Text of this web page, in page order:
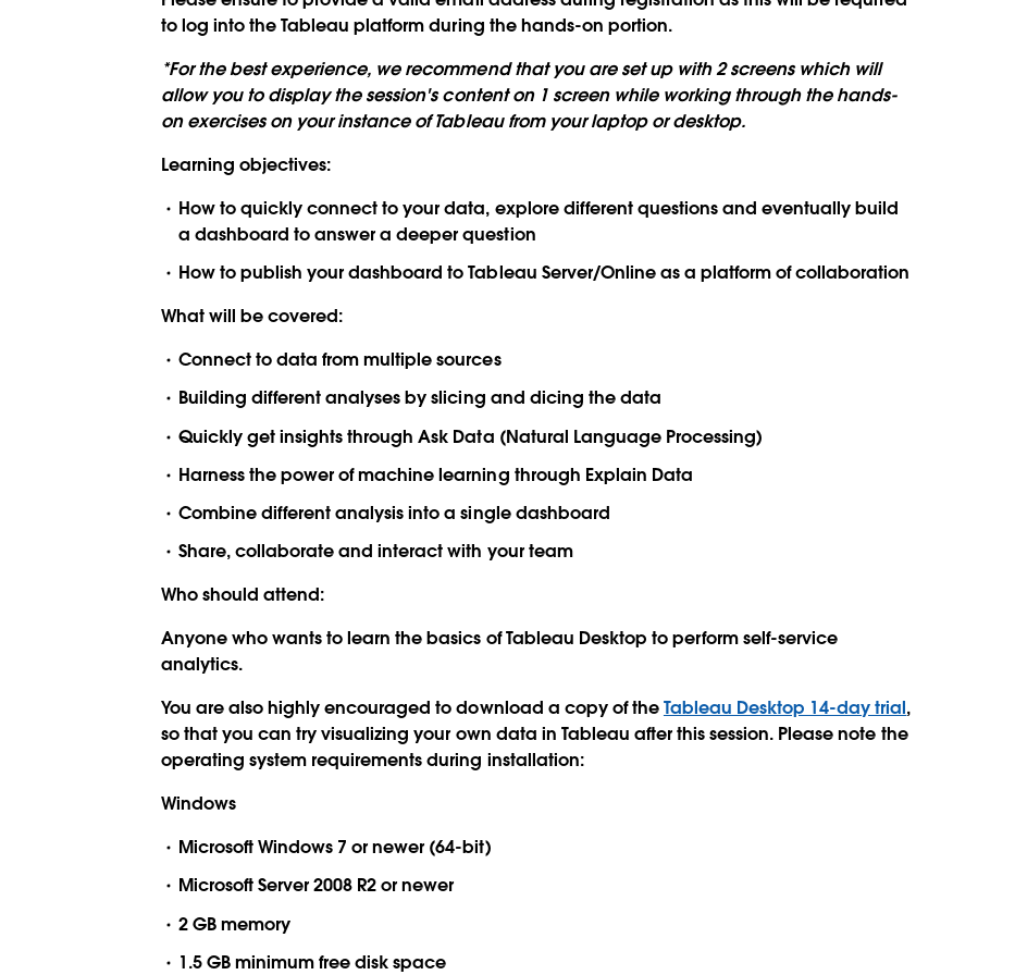
to log into the Tableau platform during the hands-on portion.
*For the best experience, we recommend that you are set up with 2 screens which will
allow you to display the session's content on 1 screen while working through the hands-
on exercises on your instance of Tableau from your laptop or desktop.
Learning objectives:
How to quickly connect to your data, explore different questions and eventually build
a dashboard to answer a deeper question
How to publish your dashboard to Tableau Server/Online as a platform of collaboration
What will be covered:
Connect to data from multiple sources
Building different analyses by slicing and dicing the data
Quickly get insights through Ask Data (Natural Language Processing)
Harness the power of machine learning through Explain Data
Combine different analysis into a single dashboard
Share, collaborate and interact with your team
Who should attend:
Anyone who wants to learn the basics of Tableau Desktop to perform self-service
analytics.
You are also highly encouraged to download a copy of theTableau Desktop 14-day trial,
so that you can try visualizing your own data in Tableau after this session. Please note the
operating system requirements during installation:
Windows
Microsoft Windows 7 or newer (64-bit)
Microsoft Server 2008 R2 or newer
2 GB memory
1.5 GB minimum free disk space